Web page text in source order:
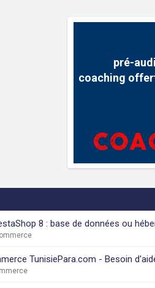
pré-
coaching
8 : base de données ou
TunisiePara.com - Besoin